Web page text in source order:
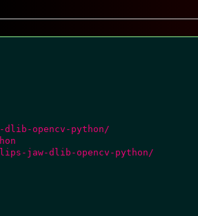
dlib-opencv-python/
lips-jaw-dlib-opencv-python/